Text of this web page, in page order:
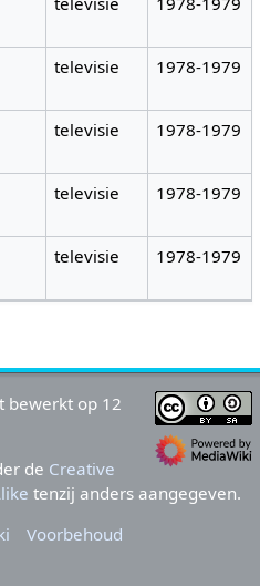
televisie 1978-1979
televisie 1978-1979
televisie 1978-1979
televisie 1978-1979
bewerkt op 12
de Creative
tenzij anders aangegeven.
Voorbehoud